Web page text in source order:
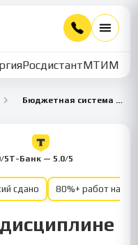
РосдистантМТИММУ
Бюджетная система РФ
5Т-Банк — 5.0/5
сдано 80%+ работ на